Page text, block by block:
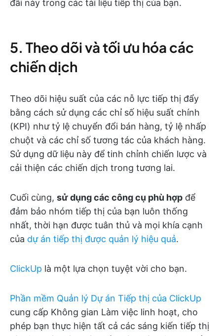
đãi này trong các tài liệu tiếp thị của bạn.
5. Theo dõi và tối ưu hóa các
chiến dịch
Theo dõi hiệu suất của các nỗ lực tiếp thị đẩy
bằng cách sử dụng các chỉ số hiệu suất chính
(KPI) như tỷ lệ chuyển đổi bán hàng, tỷ lệ nhấp
chuột và các chỉ số tương tác của khách hàng.
Sử dụng dữ liệu này để tinh chỉnh chiến lược và
cải thiện các chiến dịch trong tương lai.
Cuối cùng, sử dụng các công cụ phù hợp để
đảm bảo nhóm tiếp thị của bạn luôn thống
nhất, thời hạn được tuân thủ và mọi khía cạnh
của dự án tiếp thị được quản lý hiệu quả.
ClickUp là một lựa chọn tuyệt vời cho bạn.
Phần mềm Quản lý Dự án Tiếp thị của ClickUp
cung cấp Không gian Làm việc linh hoạt, cho
phép bạn thực hiện tất cả các sáng kiến tiếp thị